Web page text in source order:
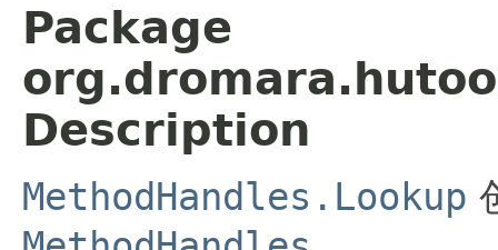
Package
Description
MethodHandles.Lookup